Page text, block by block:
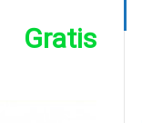
Gratis